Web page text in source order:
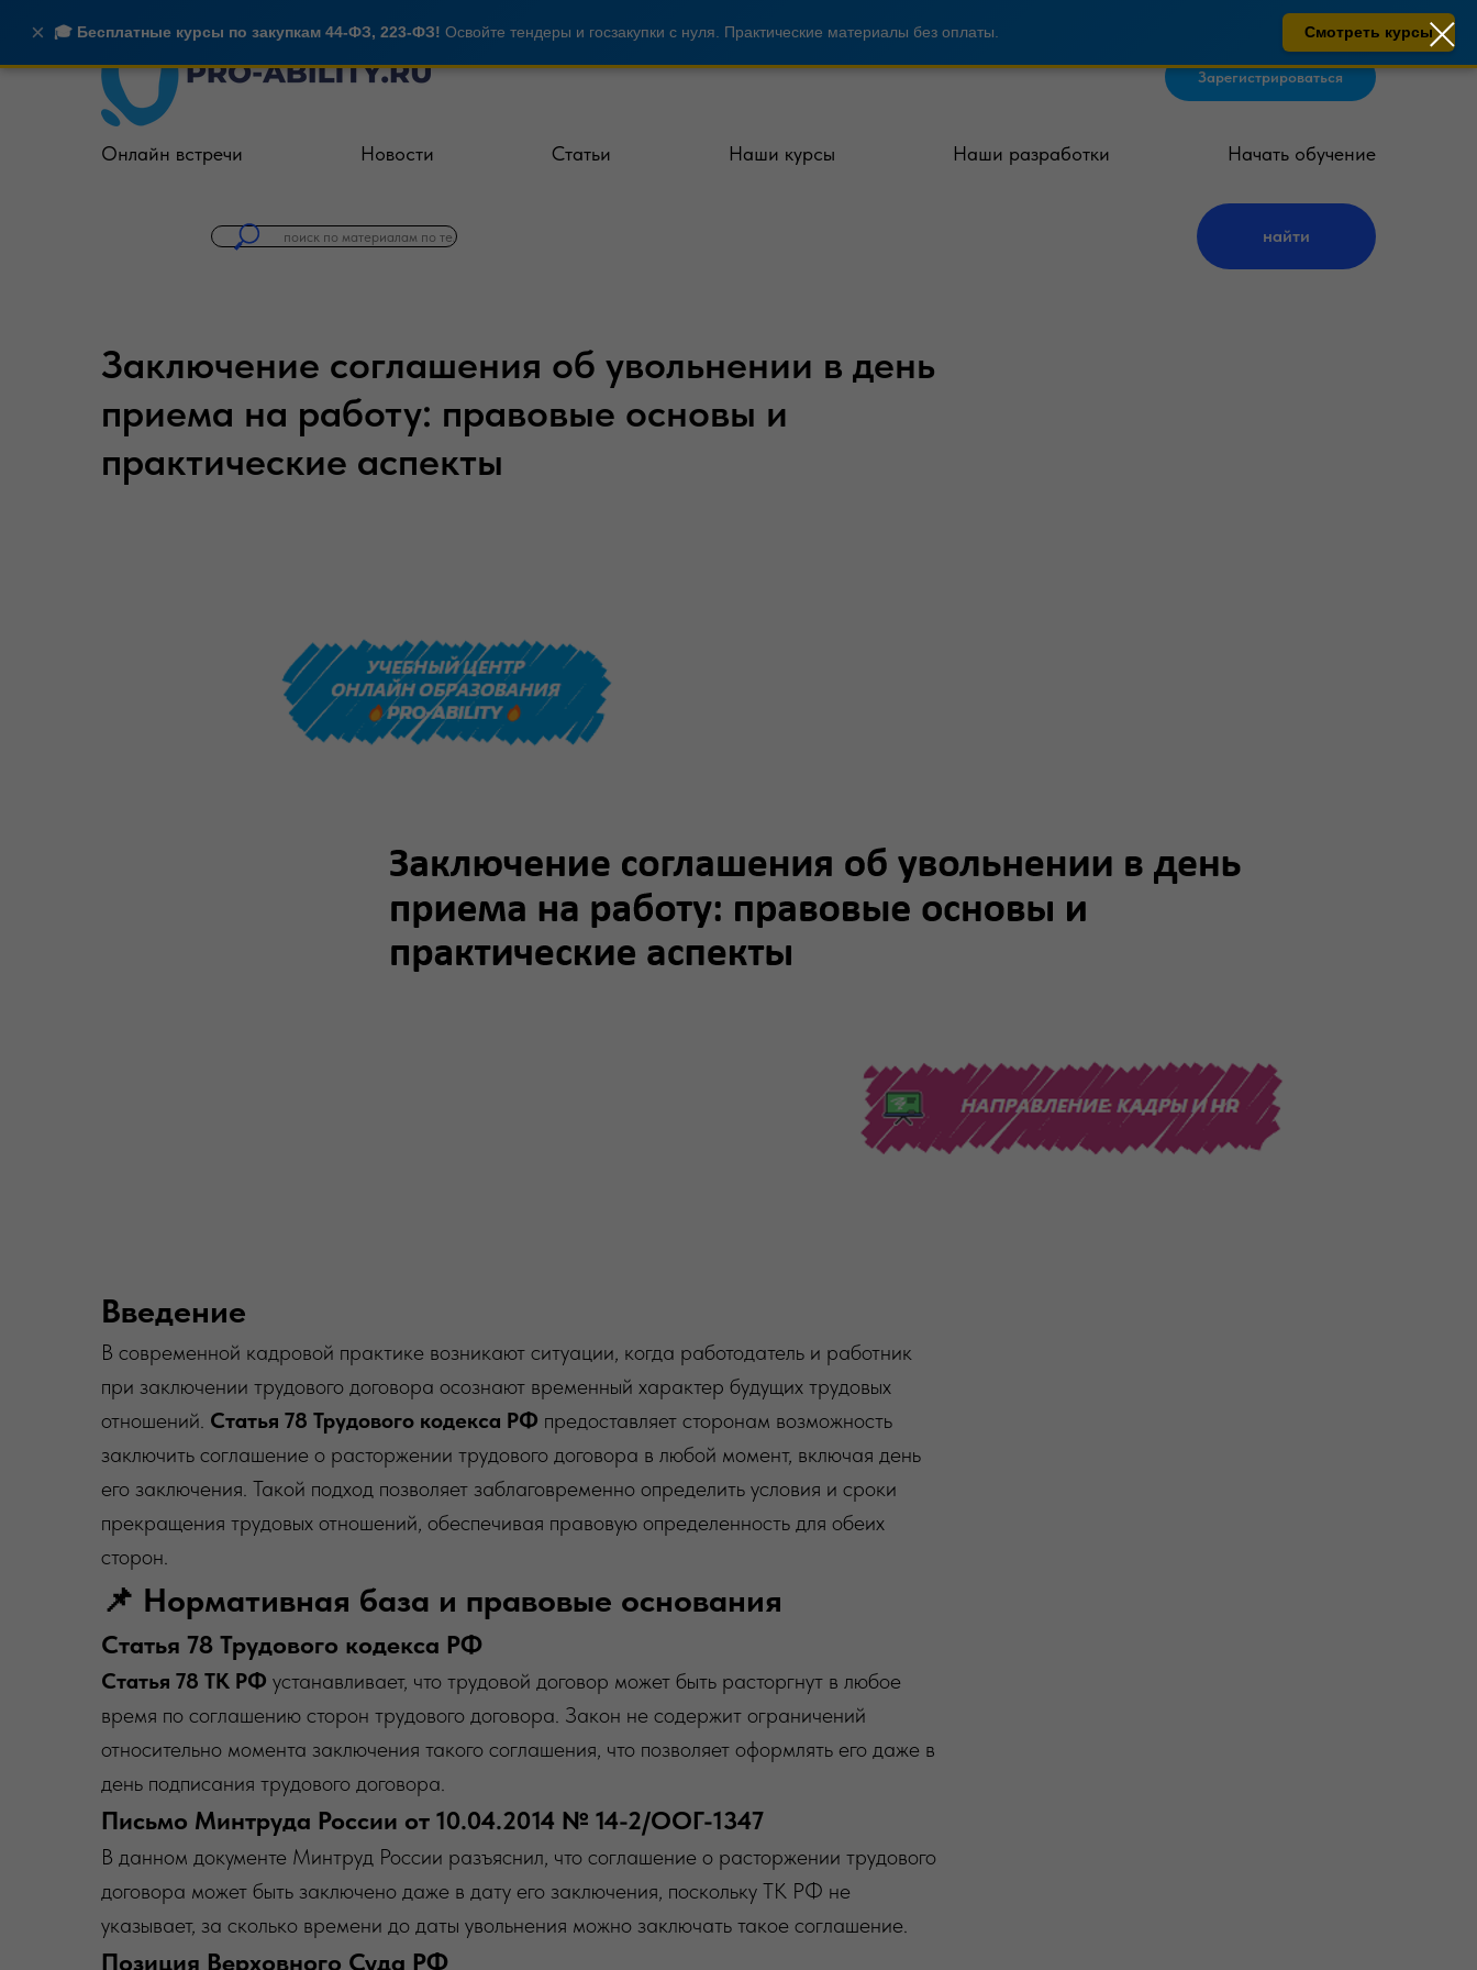
× 🎓 Бесплатные курсы по закупкам 44-ФЗ, 223-ФЗ! Освойте тендеры и госзакупки с нуля. Практические материалы без оплаты. Смотреть курсы
Зарегистрироваться
Онлайн встречи Новости Статьи Наши курсы Наши разработки Начать обучение
найти
Заключение соглашения об увольнении в день
приема на работу: правовые основы и
практические аспекты
Введение
В современной кадровой практике возникают ситуации, когда работодатель и работник
при заключении трудового договора осознают временный характер будущих трудовых
отношений. Статья 78 Трудового кодекса РФ предоставляет сторонам возможность
заключить соглашение о расторжении трудового договора в любой момент, включая день
его заключения. Такой подход позволяет заблаговременно определить условия и сроки
прекращения трудовых отношений, обеспечивая правовую определенность для обеих
сторон.
📌 Нормативная база и правовые основания
Статья 78 Трудового кодекса РФ
Статья 78 ТК РФ устанавливает, что трудовой договор может быть расторгнут в любое
время по соглашению сторон трудового договора. Закон не содержит ограничений
относительно момента заключения такого соглашения, что позволяет оформлять его даже в
день подписания трудового договора.
Письмо Минтруда России от 10.04.2014 № 14-2/ООГ-1347
В данном документе Минтруд России разъяснил, что соглашение о расторжении трудового
договора может быть заключено даже в дату его заключения, поскольку ТК РФ не
указывает, за сколько времени до даты увольнения можно заключать такое соглашение.
Позиция Верховного Суда РФ